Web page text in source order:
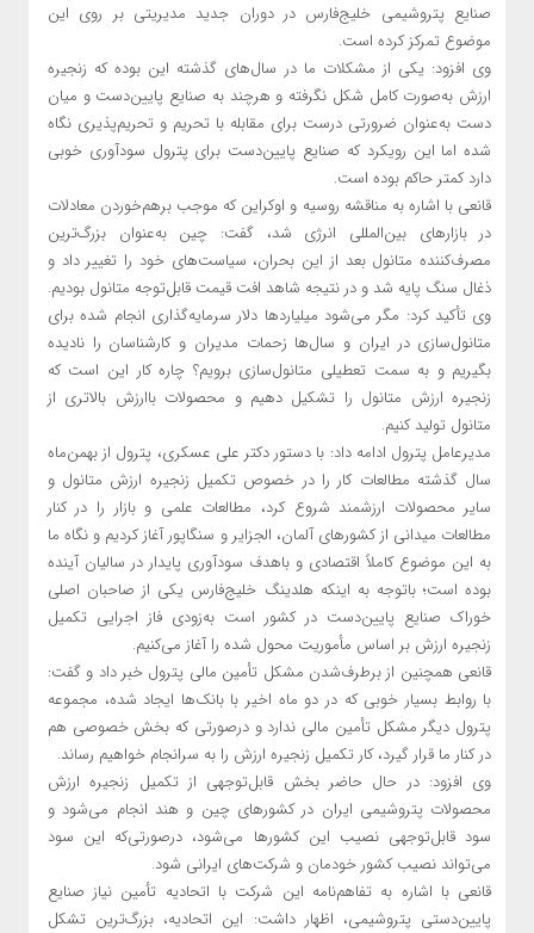
صنایع پتروشیمی خلیج‌فارس در دوران جدید مدیریتی بر روی این
موضوع تمرکز کرده است.
وی افزود: یکی از مشکلات ما در سال‌های گذشته این بوده که زنجیره
ارزش به‌صورت کامل شکل نگرفته و هرچند به صنایع پایین‌دست و میان
دست به‌عنوان ضرورتی درست برای مقابله با تحریم و تحریم‌پذیری نگاه
شده اما این رویکرد که صنایع پایین‌دست برای پترول سودآوری خوبی
دارد کمتر حاکم بوده است.
قانعی با اشاره به مناقشه روسیه و اوکراین که موجب برهم‌خوردن معادلات
در بازارهای بین‌المللی انرژی شد، گفت: چین به‌عنوان بزرگ‌ترین
مصرف‌کننده متانول بعد از‌ این بحران، سیاست‌های خود را تغییر داد و
ذغال سنگ پایه شد و در نتیجه شاهد افت قیمت قابل‌توجه متانول بودیم.
وی تأکید کرد: مگر می‌شود میلیاردها دلار سرمایه‌گذاری انجام شده برای
متانول‌سازی در ایران و سال‌ها زحمات مدیران و کارشناسان را نادیده
بگیریم و به سمت تعطیلی متانول‌سازی برویم؟ چاره کار این است که
زنجیره ارزش متانول را تشکیل دهیم و محصولات باارزش بالاتری از
متانول تولید کنیم.
مدیرعامل پترول ادامه داد: با دستور دکتر علی عسکری، پترول از بهمن‌ماه
سال گذشته مطالعات کار را در خصوص تکمیل زنجیره ارزش متانول و
سایر محصولات ارزشمند شروع کرد، مطالعات علمی و بازار را در کنار
مطالعات میدانی از کشورهای آلمان، الجزایر و سنگاپور آغاز کردیم و نگاه ما
به این موضوع کاملاً اقتصادی و باهدف سودآوری پایدار در سالیان آینده
بوده است؛ باتوجه‌ به اینکه هلدینگ خلیج‌فارس یکی از صاحبان اصلی
خوراک صنایع پایین‌دست در کشور است به‌زودی فاز اجرایی تکمیل
زنجیره ارزش بر اساس مأموریت محول شده را آغاز می‌کنیم.
قانعی همچنین از برطرف‌شدن مشکل تأمین مالی پترول خبر داد و گفت:
با روابط بسیار خوبی که در دو ماه اخیر با بانک‌ها ایجاد شده، مجموعه
پترول دیگر مشکل تأمین مالی ندارد و درصورتی‌ که بخش خصوصی هم
در کنار ما قرار گیرد، کار تکمیل زنجیره ارزش را به سرانجام خواهیم رساند.
وی افزود: در حال حاضر بخش قابل‌توجهی از تکمیل زنجیره ارزش
محصولات پتروشیمی ایران در کشورهای چین و هند انجام می‌شود و
سود قابل‌توجهی نصیب این کشورها می‌شود، درصورتی‌که این سود
می‌تواند نصیب کشور خودمان و شرکت‌های ایرانی شود.
قانعی با اشاره به تفاهم‌نامه این شرکت با اتحادیه تأمین نیاز صنایع
پایین‌دستی پتروشیمی، اظهار داشت: این اتحادیه، بزرگ‌ترین تشکل